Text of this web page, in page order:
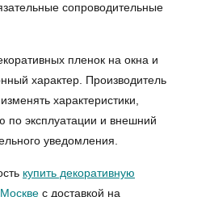
сопроводительные
пленок на окна и
характер. Производитель
характеристики,
по эксплуатации и внешний
уведомления.
купить декоративную
с доставкой на